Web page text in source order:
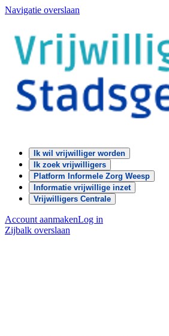
Navigatie overslaan
Ik wil vrijwilliger worden
Ik zoek vrijwilligers
Platform Informele Zorg Weesp
Informatie vrijwillige inzet
Vrijwilligers Centrale
Account aanmakenLog in
Zijbalk overslaan